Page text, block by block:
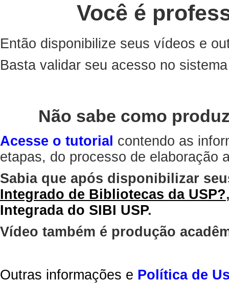
Você é
Então disponibilize seus vídeos e
Basta validar seu acesso no
Não sabe como
Acesse o tutorial contendo as
etapas, do processo de elaboração
Sabia que após disponibilizar
Integrado de Bibliotecas da USP?
Integrada do SIBI USP.
Vídeo também é produção
Outras informações e Política de